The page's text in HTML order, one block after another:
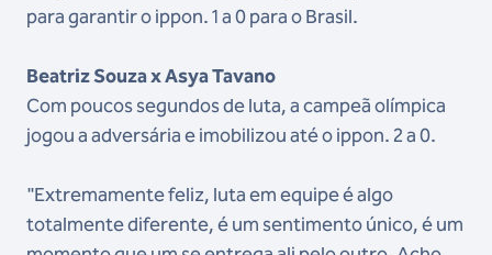
para garantir o ippon. 1 a 0 para o Brasil.
Beatriz Souza x Asya Tavano
Com poucos segundos de luta, a campeã olímpica
jogou a adversária e imobilizou até o ippon. 2 a 0.
"Extremamente feliz, luta em equipe é algo
totalmente diferente, é um sentimento único, é um